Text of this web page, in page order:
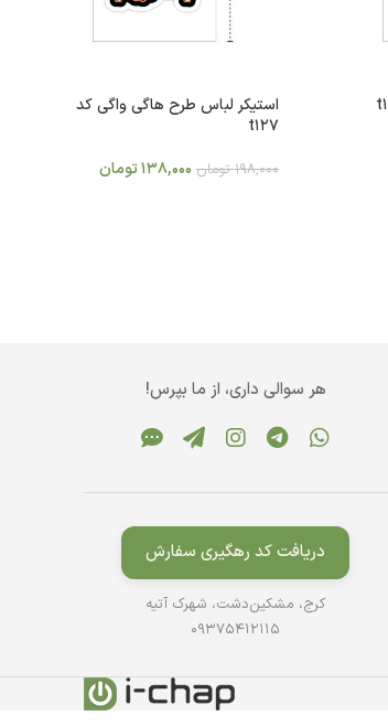
استیکر لباس طرح هاگی واگی کد
t127
198,000 تومان 138,000تومان
هر سوالی داری، از ما بپرس!
دریافت کد رهگیری سفارش
کرج، مشکین‌دشت، شهرک آتیه
09375412115